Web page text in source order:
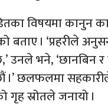
विषयमा कानुन
बताए । ‘प्रहरीले
उनले भने, ‘छानबिन र
।’ छलफलमा
गृह स्रोतले जनायो ।